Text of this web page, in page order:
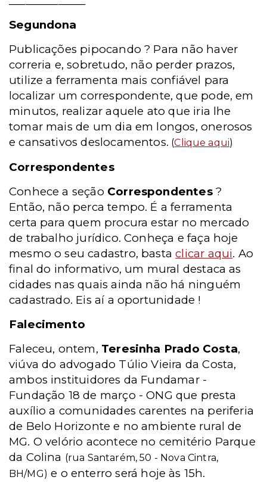
Segundona
Publicações pipocando ? Para não haver
correria e, sobretudo, não perder prazos,
utilize a ferramenta mais confiável para
localizar um correspondente, que pode, em
minutos, realizar aquele ato que iria lhe
tomar mais de um dia em longos, onerosos
e cansativos deslocamentos. (Clique aqui)
Correspondentes
Conhece a seção Correspondentes?
Então, não perca tempo. É a ferramenta
certa para quem procura estar no mercado
de trabalho jurídico. Conheça e faça hoje
mesmo o seu cadastro, bastaclicar aqui. Ao
final do informativo, um mural destaca as
cidades nas quais ainda não há ninguém
cadastrado. Eis aí a oportunidade !
Falecimento
Faleceu, ontem, Teresinha Prado Costa,
viúva do advogado Túlio Vieira da Costa,
ambos instituidores da Fundamar -
Fundação 18 de março - ONG que presta
auxílio a comunidades carentes na periferia
de Belo Horizonte e no ambiente rural de
MG. O velório acontece no cemitério Parque
da Colina (rua Santarém, 50 - Nova Cintra,
BH/MG) e o enterro será hoje às 15h.